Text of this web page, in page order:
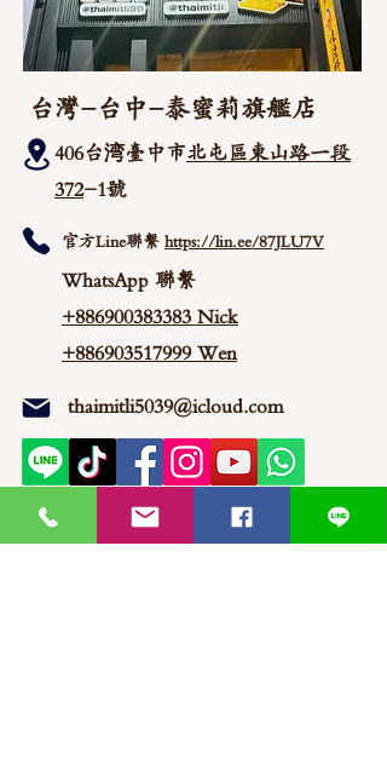
台灣-台中-泰蜜莉旗艦店
406台湾臺中市北屯區東山路一段
372-1號
官方Line聯繫 https://lin.ee/87JLU7V
WhatsApp 聯繫
+886900383383 Nick
+886903517999 Wen
thaimitli5039@icloud.com